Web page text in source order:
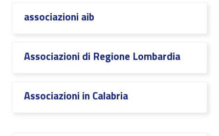
associazioni aib
Associazioni di Regione Lombardia
Associazioni in Calabria